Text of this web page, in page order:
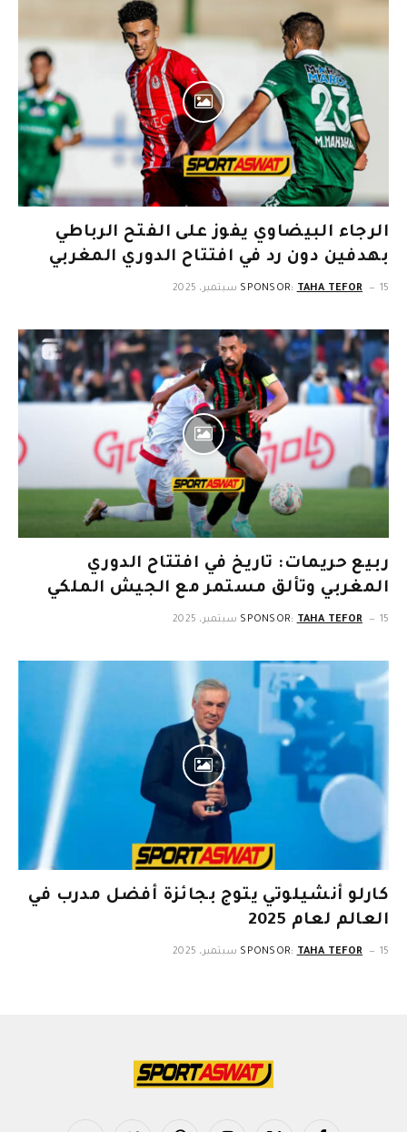
الرجاء البيضاوي يفوز على الفتح الرباطي
بهدفين دون رد في افتتاح الدوري المغربي
SPONSOR: TAHA TEFOR 15 سبتمبر، 2025
ربيع حريمات: تاريخ في افتتاح الدوري
المغربي وتألق مستمر مع الجيش الملكي
SPONSOR: TAHA TEFOR 15 سبتمبر، 2025
كارلو أنشيلوتي يتوج بجائزة أفضل مدرب في
العالم لعام 2025
SPONSOR: TAHA TEFOR 15 سبتمبر، 2025